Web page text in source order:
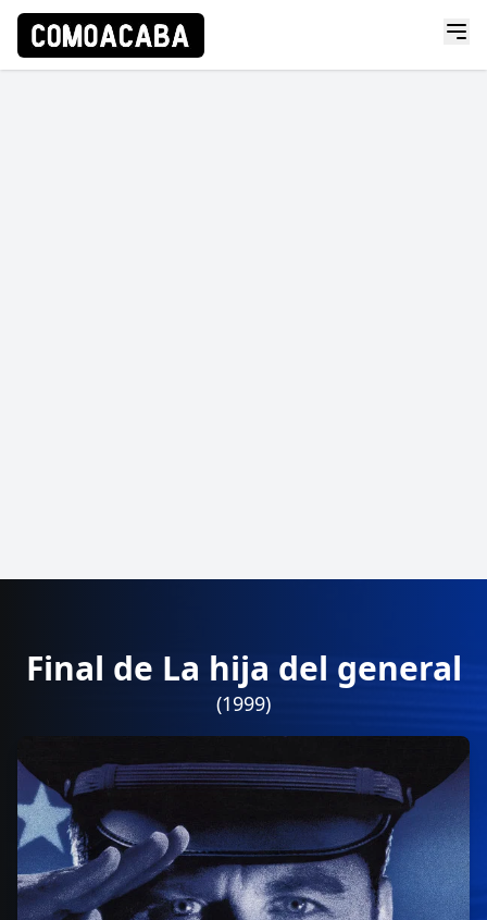
Final de La hija del general
(1999)